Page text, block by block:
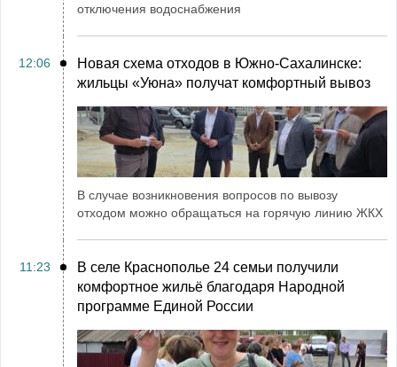
отключения водоснабжения
12:06
Новая схема отходов в Южно-Сахалинске:
жильцы «Уюна» получат комфортный вывоз
В случае возникновения вопросов по вывозу
отходом можно обращаться на горячую линию ЖКХ
11:23
В селе Краснополье 24 семьи получили
комфортное жильё благодаря Народной
программе Единой России